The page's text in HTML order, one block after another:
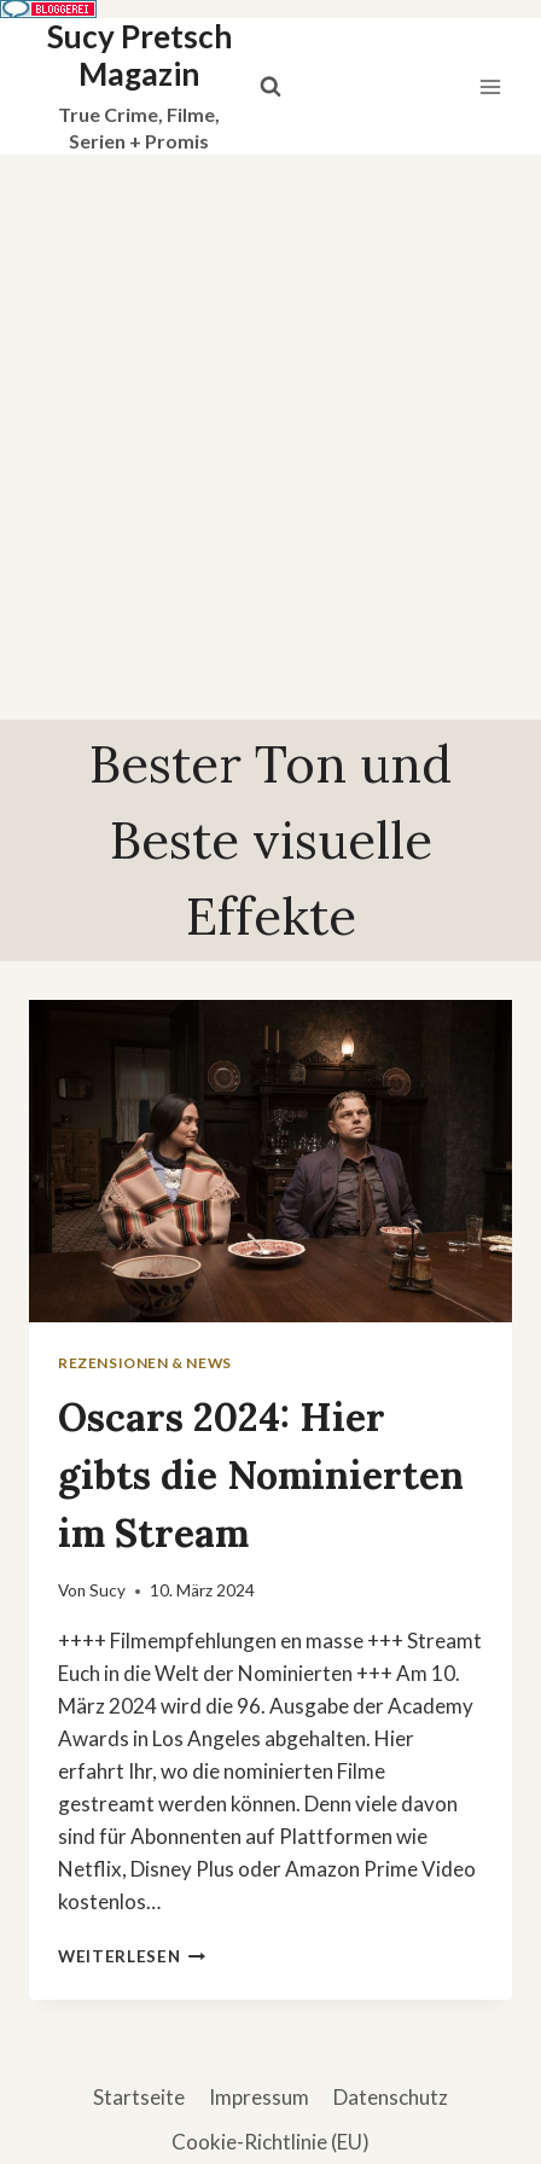
Sucy Pretsch
Magazin
True Crime, Filme,
Serien + Promis
Bester Ton und
Beste visuelle
Effekte
REZENSIONEN & NEWS
Oscars 2024: Hier
gibts die Nominierten
im Stream
Von Sucy 10. März 2024
++++ Filmempfehlungen en masse +++ Streamt
Euch in die Welt der Nominierten +++ Am 10.
März 2024 wird die 96. Ausgabe der Academy
Awards in Los Angeles abgehalten. Hier
erfahrt Ihr, wo die nominierten Filme
gestreamt werden können. Denn viele davon
sind für Abonnenten auf Plattformen wie
Netflix, Disney Plus oder Amazon Prime Video
kostenlos…
WEITERLESEN OSCARS
HIER
IM
Startseite Impressum
Datenschutz
Cookie-Richtlinie (EU)